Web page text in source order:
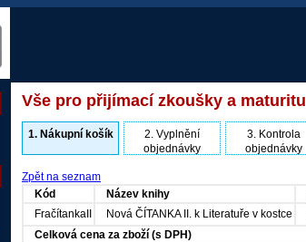
Vše pro přijímací zkoušky a maturitu
1.Nákupní košík 2. Vyplnění
objednávky
3. Kontrola
objednávky
Zpět na seznam
Kód
Název knihy
FračítankaII
Nová ČÍTANKA II. k Literatuře v kostce
Celková cena za zboží (s DPH)